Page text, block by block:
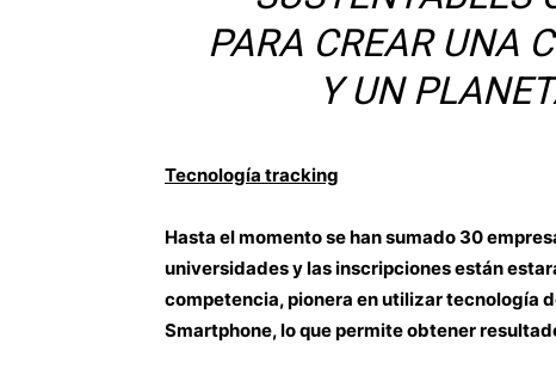
PARA CREAR UNA
Y UN
Tecnología tracking
Hasta el momento se han sumado 30
universidades y las inscripciones están
competencia, pionera en utilizar tecnología
Smartphone, lo que permite obtener